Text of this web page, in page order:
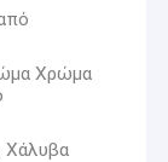
Χρώμα
Χάλυβα